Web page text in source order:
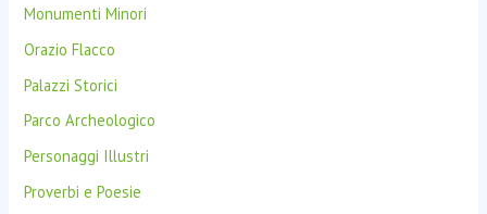
Monumenti Minori
Orazio Flacco
Palazzi Storici
Parco Archeologico
Personaggi Illustri
Proverbi e Poesie